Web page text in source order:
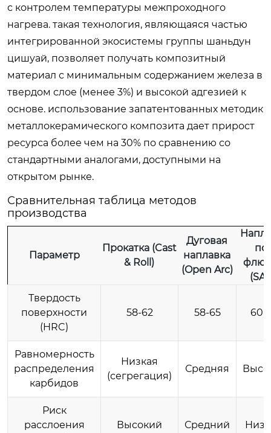
с контролем температуры межпроходного
нагрева. такая технология, являющаяся частью
интегрированной экосистемы группы шаньдун
цишуай, позволяет получать композитный
материал с минимальным содержанием железа в
твердом слое (менее 3%) и высокой адгезией к
основе. использование запатентованных методик
металлокерамического композита дает прирост
ресурса более чем на 30% по сравнению со
стандартными аналогами, доступными на
открытом рынке.
Сравнительная таблица методов
производства
Параметр
Прокатка (Cast
& Roll)
Дуговая
наплавка
(Open Arc)
Твердость
поверхности
(HRC)
58-62 58-65 60-
Равномерность
распределения
карбидов
Низкая
(сегрегация)
Средняя
Риск
расслоения
Высокий Средний